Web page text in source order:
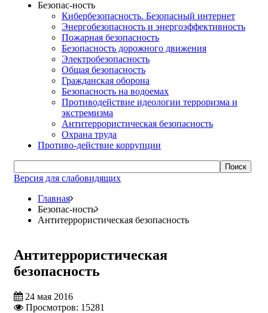
Безопас-ность
Кибербезопасность. Безопасный интернет
Энергобезопасность и энергоэффективность
Пожарная безопасность
Безопасность дорожного движения
Электробезопасность
Общая безопасность
Гражданская оборона
Безопасность на водоемах
Противодействие идеологии терроризма и
экстремизма
Антитеррористическая безопасность
Охрана труда
Противо-действие коррупции
Поиск
Версия для слабовидящих
Главная
Безопас-ность
Антитеррористическая безопасность
Антитеррористическая
безопасность
24 мая 2016
Просмотров: 15281